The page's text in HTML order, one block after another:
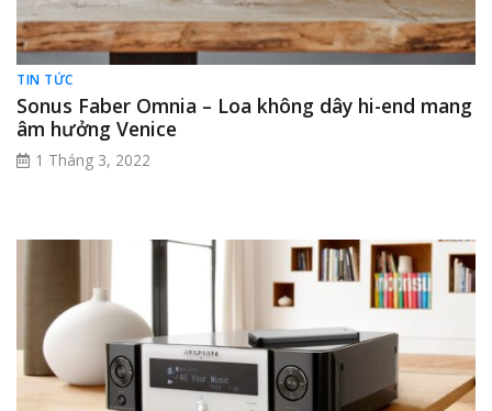
TIN TỨC
Sonus Faber Omnia – Loa không dây hi-end mang
âm hưởng Venice
1 Tháng 3, 2022